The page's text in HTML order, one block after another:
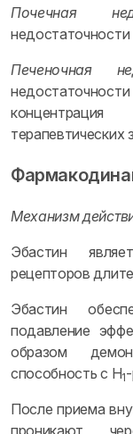
Почечная
недостаточности
Печеночная
терапевтических
Механизм
Эбастин
рецепторов
Эбастин
подавление
образом
способность с H1
После приема
проникают